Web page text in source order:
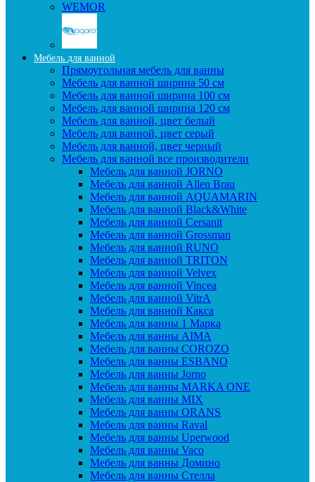
WEMOR
Мебель для ванной
Прямоугольная мебель для ванны
Мебель для ванной ширина 50 см
Мебель для ванной ширина 100 см
Мебель для ванной ширина 120 см
Мебель для ванной, цвет белый
Мебель для ванной, цвет серый
Мебель для ванной, цвет черный
Мебель для ванной все производители
Мебель для ванной JORNO
Мебель для ванной Allen Brau
Мебель для ванной AQUAMARIN
Мебель для ванной Black&White
Мебель для ванной Cersanit
Мебель для ванной Grossman
Мебель для ванной RUNO
Мебель для ванной TRITON
Мебель для ванной Velvex
Мебель для ванной Vincea
Мебель для ванной VitrA
Мебель для ванной Какса
Мебель для ванны 1 Марка
Мебель для ванны AIMA
Мебель для ванны COROZO
Мебель для ванны ESBANO
Мебель для ванны Jorno
Мебель для ванны MARKA ONE
Мебель для ванны MIX
Мебель для ванны ORANS
Мебель для ванны Raval
Мебель для ванны Uperwood
Мебель для ванны Vaco
Мебель для ванны Домино
Мебель для ванны Стелла